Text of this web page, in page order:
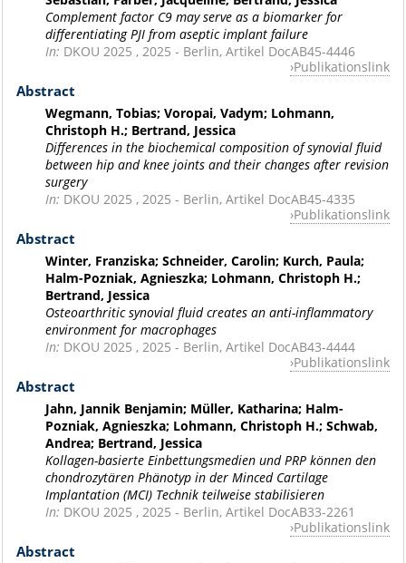
Complement factor C9 may serve as a biomarker for
differentiating PJI from aseptic implant failure
In: DKOU 2025 , 2025 - Berlin, Artikel DocAB45-4446
Publikationslink
Abstract
Wegmann, Tobias; Voropai, Vadym; Lohmann,
Christoph H.; Bertrand, Jessica
Differences in the biochemical composition of synovial fluid
between hip and knee joints and their changes after revision
surgery
In: DKOU 2025 , 2025 - Berlin, Artikel DocAB45-4335
Publikationslink
Abstract
Winter, Franziska; Schneider, Carolin; Kurch, Paula;
Halm-Pozniak, Agnieszka; Lohmann, Christoph H.;
Bertrand, Jessica
Osteoarthritic synovial fluid creates an anti-inflammatory
environment for macrophages
In: DKOU 2025 , 2025 - Berlin, Artikel DocAB43-4444
Publikationslink
Abstract
Jahn, Jannik Benjamin; Müller, Katharina; Halm-
Pozniak, Agnieszka; Lohmann, Christoph H.; Schwab,
Andrea; Bertrand, Jessica
Kollagen-basierte Einbettungsmedien und PRP können den
chondrozytären Phänotyp in der Minced Cartilage
Implantation (MCI) Technik teilweise stabilisieren
In: DKOU 2025 , 2025 - Berlin, Artikel DocAB33-2261
Publikationslink
Abstract